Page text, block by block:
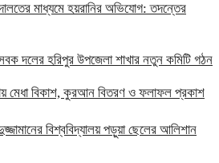
মাধ্যমে হয়রানির অভিযোগ: তদন্তের
দলের হরিপুর উপজেলা শাখার নতুন কমিটি গঠন
মেধা বিকাশ, কুরআন বিতরণ ও ফলাফল প্রকাশ
বিশ্ববিদ্যালয় পড়ুয়া ছেলের আলিশান